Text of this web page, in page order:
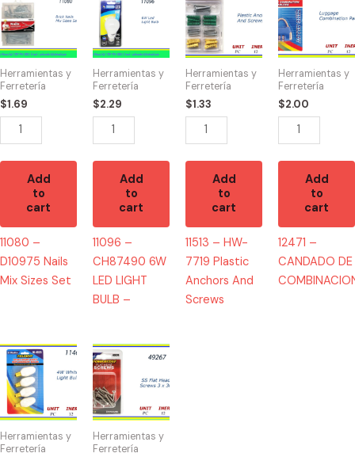
Herramientas y
Ferretería
$1.69
-
D10975
Nails
Mix
Sizes
Set
quantity
Add
to
cart
11080 –
D10975 Nails
Mix Sizes Set
Herramientas y
Ferretería
$2.29
CH87490
6W
LED
LIGHT
BULB
quantity
Add
to
cart
11096 –
CH87490 6W
LED LIGHT
BULB –
Herramientas y
Ferretería
$1.33
-
HW-
7719
Plastic
Anchors
And
Screws
quantity
Add
to
cart
11513 – HW-
7719 Plastic
Anchors And
Screws
Herramientas y
Ferretería
$2.00
-
CANDADO
DE
quantity
Add
to
cart
12471 –
CANDADO DE
Herramientas y
Ferretería
11465
NIGHT
LIGHT
BLANCAS
4W
Herramientas y
Ferretería
49267
-
HW-
40074
SS
Flat